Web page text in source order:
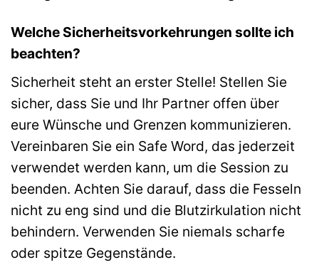
Welche Sicherheitsvorkehrungen sollte ich
beachten?
Sicherheit steht an erster Stelle! Stellen Sie
sicher, dass Sie und Ihr Partner offen über
eure Wünsche und Grenzen kommunizieren.
Vereinbaren Sie ein Safe Word, das jederzeit
verwendet werden kann, um die Session zu
beenden. Achten Sie darauf, dass die Fesseln
nicht zu eng sind und die Blutzirkulation nicht
behindern. Verwenden Sie niemals scharfe
oder spitze Gegenstände.